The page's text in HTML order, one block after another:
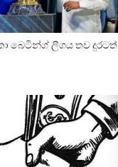
බෙටින්ග් ලීගය තව දුරටත්